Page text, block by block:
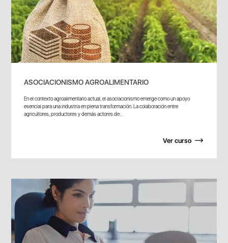
ASOCIACIONISMO AGROALIMENTARIO
En el contexto agroalimentario actual, el asociacionismo emerge como un apoyo
esencial para una industria en plena transformación. La colaboración entre
agricultores, productores y demás actores de...
Ver curso